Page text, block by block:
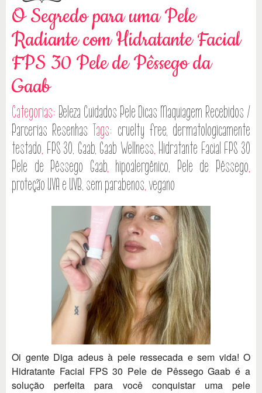
O Segredo para uma Pele
Radiante com Hidratante Facial
FPS 30 Pele de Pêssego da
Gaab
Categorias: Beleza Cuidados Pele Dicas Maquiagem Recebidos /
Parcerias Resenhas Tags: cruelty free, dermatologicamente
testado, FPS 30, Gaab, Gaab Wellness, Hidratante Facial FPS 30
Pele de Pêssego Gaab, hipoalergênico, Pele de Pêssego,
proteção UVA e UVB, sem parabenos,vegano
Oi gente Diga adeus à pele ressecada e sem vida! O
Hidratante Facial FPS 30 Pele de Pêssego Gaab é a
solução perfeita para você conquistar uma pele